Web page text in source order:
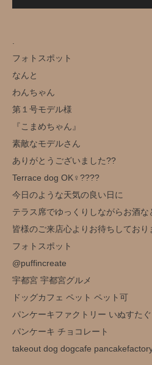
フォトスポット
なんと️
わんちゃん
第１号モデル様
『こまめちゃん』
素敵なモデルさん
ありがとうございました??
Terrace dog OK‍♀️??‍??
今日のような天気の良い日に
テラス席でゆっくりしながらお酒
皆様のご来店心よりお待ちしており
フォトスポット
@puffincreate
宇都宮 宇都宮グルメ
ドッグカフェ ペット ペット可
パンケーキファクトリー いぬすた
パンケーキ チョコレート
takeout dog dogcafe